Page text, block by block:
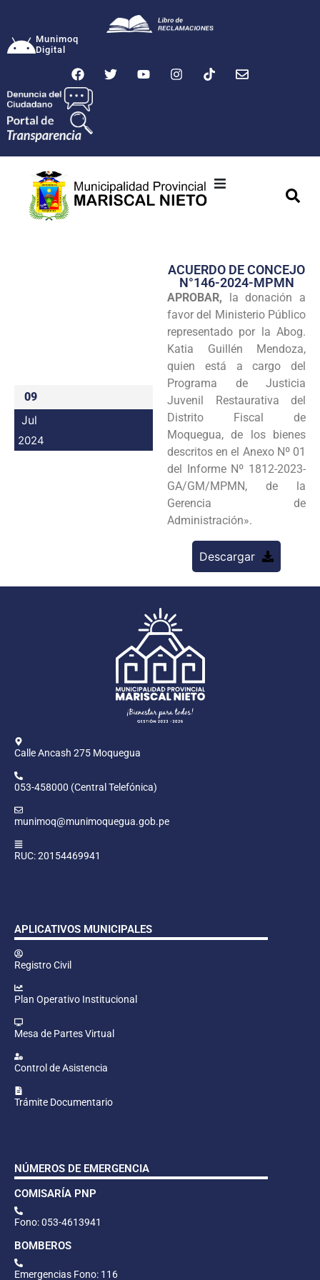
Munimoq
Digital
Transparencia
Seguridad
Programas
Intranet
09
Jul
2024
ACUERDO DE CONCEJO
N°146-2024-MPMN
APROBAR, la donación a
favor del Ministerio Público
representado por la Abog.
Katia Guillén Mendoza,
quien está a cargo del
Programa de Justicia
Juvenil Restaurativa del
Distrito Fiscal de
Moquegua, de los bienes
descritos en el Anexo Nº 01
del Informe Nº 1812-2023-
GA/GM/MPMN, de la
Gerencia de
Administración».
Descargar
Calle Ancash 275 Moquegua
053-458000 (Central Telefónica)
munimoq@munimoquegua.gob.pe
RUC: 20154469941
APLICATIVOS MUNICIPALES
Registro Civil
Plan Operativo Institucional
Mesa de Partes Virtual
Control de Asistencia
Trámite Documentario
NÚMEROS DE EMERGENCIA
COMISARÍA PNP
Fono: 053-4613941
BOMBEROS
Emergencias Fono: 116